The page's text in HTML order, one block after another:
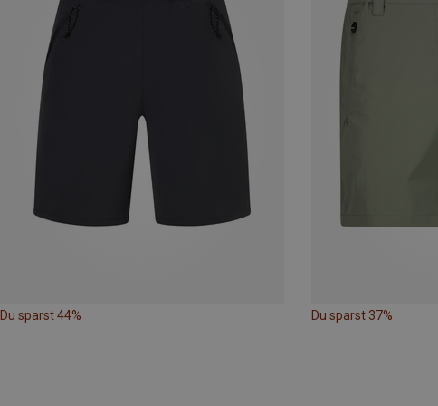
Du sparst 44% Du sparst 37%